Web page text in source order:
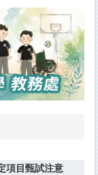
項目甄試注意